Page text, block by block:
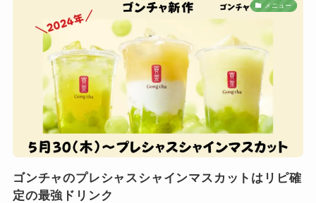
メニュー
ゴンチャのプレシャスシャインマスカットはリピ確
定の最強ドリンク